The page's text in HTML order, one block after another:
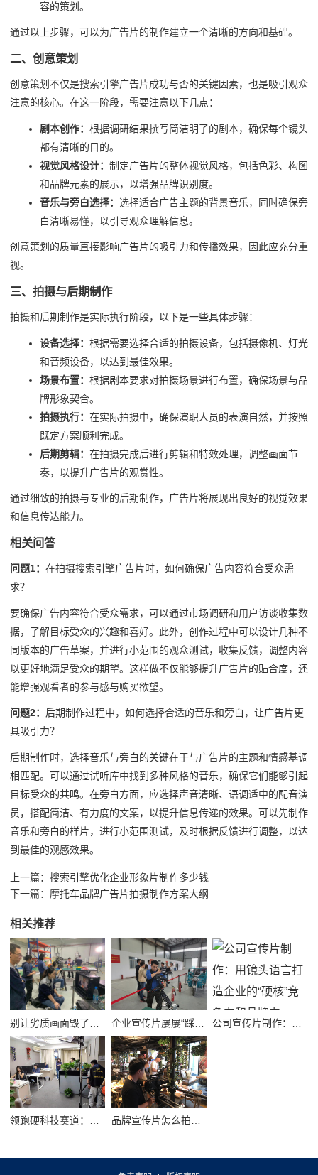
容的策划。
通过以上步骤，可以为广告片的制作建立一个清晰的方向和基础。
二、创意策划
创意策划不仅是搜索引擎广告片成功与否的关键因素，也是吸引观众
注意的核心。在这一阶段，需要注意以下几点：
剧本创作： 根据调研结果撰写简洁明了的剧本，确保每个镜头
都有清晰的目的。
视觉风格设计： 制定广告片的整体视觉风格，包括色彩、构图
和品牌元素的展示，以增强品牌识别度。
音乐与旁白选择： 选择适合广告主题的背景音乐，同时确保旁
白清晰易懂，以引导观众理解信息。
创意策划的质量直接影响广告片的吸引力和传播效果，因此应充分重
视。
三、拍摄与后期制作
拍摄和后期制作是实际执行阶段，以下是一些具体步骤：
设备选择： 根据需要选择合适的拍摄设备，包括摄像机、灯光
和音频设备，以达到最佳效果。
场景布置： 根据剧本要求对拍摄场景进行布置，确保场景与品
牌形象契合。
拍摄执行： 在实际拍摄中，确保演职人员的表演自然，并按照
既定方案顺利完成。
后期剪辑： 在拍摄完成后进行剪辑和特效处理，调整画面节
奏，以提升广告片的观赏性。
通过细致的拍摄与专业的后期制作，广告片将展现出良好的视觉效果
和信息传达能力。
相关问答
问题1： 在拍摄搜索引擎广告片时，如何确保广告内容符合受众需
求？
要确保广告内容符合受众需求，可以通过市场调研和用户访谈收集数
据，了解目标受众的兴趣和喜好。此外，创作过程中可以设计几种不
同版本的广告草案，并进行小范围的观众测试，收集反馈，调整内容
以更好地满足受众的期望。这样做不仅能够提升广告片的贴合度，还
能增强观看者的参与感与购买欲望。
问题2： 后期制作过程中，如何选择合适的音乐和旁白，让广告片更
具吸引力？
后期制作时，选择音乐与旁白的关键在于与广告片的主题和情感基调
相匹配。可以通过试听库中找到多种风格的音乐，确保它们能够引起
目标受众的共鸣。在旁白方面，应选择声音清晰、语调适中的配音演
员，搭配简洁、有力度的文案，以提升信息传递的效果。可以先制作
音乐和旁白的样片，进行小范围测试，及时根据反馈进行调整，以达
到最佳的观感效果。
上一篇： 搜索引擎优化企业形象片制作多少钱
下一篇： 摩托车品牌广告片拍摄制作方案大纲
相关推荐